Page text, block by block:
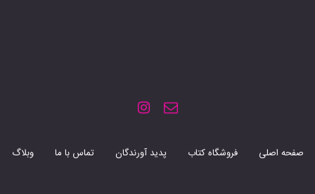
صفحه اصلی فروشگاه کتاب پدید آورندگان تماس با ما وبلاگ